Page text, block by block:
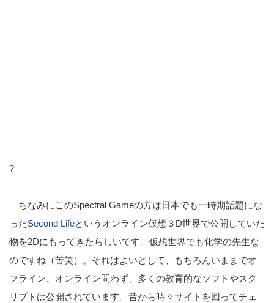
?
ちなみにこのSpectral Gameの方は日本でも一時期話題にな
ったSecond Lifeというオンライン仮想３D世界で公開していた
物を2Dにもってきたらしいです。仮想世界でも化学の先生な
のですね（苦笑）。それはよいとして、もちろんいままでオ
フライン、オンライン問わず、多くの教育的なソフトやスク
リプトは公開されています。昔から時々サイトを回ってチェ